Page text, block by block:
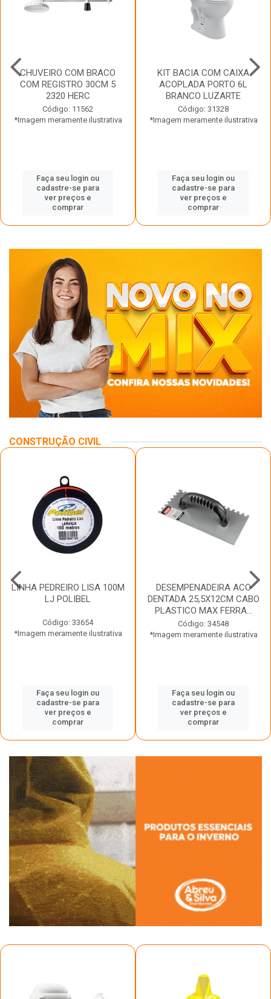
CHUVEIRO COM BRACO
COM REGISTRO 30CM 5
2320 HERC
Código: 11562
*Imagem meramente ilustrativa
Faça seu login ou
cadastre-se para
ver preços e
comprar
KIT BACIA COM CAIXA
ACOPLADA PORTO 6L
BRANCO LUZARTE
Código: 31328
*Imagem meramente ilustrativa
Faça seu login ou
cadastre-se para
ver preços e
comprar
CONSTRUÇÃO CIVIL
LINHA PEDREIRO LISA 100M
LJ POLIBEL
Código: 33654
*Imagem meramente ilustrativa
Faça seu login ou
cadastre-se para
ver preços e
comprar
DESEMPENADEIRA ACO
DENTADA 25,5X12CM CABO
PLASTICO MAX FERRA...
Código: 34548
*Imagem meramente ilustrativa
Faça seu login ou
cadastre-se para
ver preços e
comprar